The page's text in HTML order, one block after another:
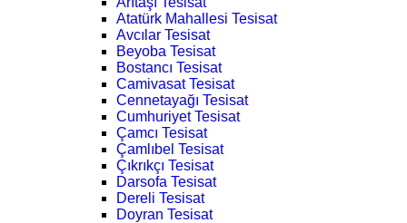
Atatürk Mahallesi Tesisat
Avcılar Tesisat
Beyoba Tesisat
Bostancı Tesisat
Camivasat Tesisat
Cennetayağı Tesisat
Cumhuriyet Tesisat
Çamcı Tesisat
Çamlıbel Tesisat
Çıkrıkçı Tesisat
Darsofa Tesisat
Dereli Tesisat
Doyran Tesisat